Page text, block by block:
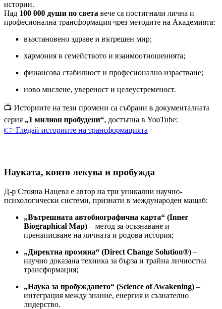
истории.
Над 100 000 души по света вече са постигнали лична и
професионална трансформация чрез методите на Академията:
възстановено здраве и вътрешен мир;
хармония в семейството и взаимоотношенията;
финансова стабилност и професионално израстване;
ново мислене, увереност и целеустременост.
📺 Историите на тези промени са събрани в документалната
серия „1 милион пробудени“, достъпна в YouTube:
👉 Гледай историите на трансформацията
Науката, която лекува и пробужда
Д-р Стояна Нацева е автор на три уникални научно-
психологически системи, признати в международен мащаб:
„Вътрешната автобиографична карта“ (Inner
Biographical Map) – метод за осъзнаване и
пренаписване на личната и родова история;
„Директна промяна“ (Direct Change Solution®) –
научно доказана техника за бърза и трайна личностна
трансформация;
„Наука за пробуждането“ (Science of Awakening) –
интеграция между знание, енергия и съзнателно
лидерство.